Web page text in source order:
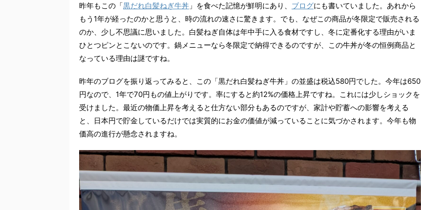
昨年もこの「黒だれ白髪ねぎ牛丼 」を食べた記憶が鮮明にあり、 ブログにも書いていました。あれから
もう1年が経ったのかと思うと、時の流れの速さに驚きます。でも、なぜこの商品が冬限定で販売される
のか、少し不思議に思いました。白髪ねぎ自体は年中手に入る食材ですし、冬に定番化する理由がいま
ひとつピンとこないのです。鍋メニューなら冬限定で納得できるのですが、この牛丼が冬の恒例商品と
なっている理由は謎ですね。
昨年のブログを振り返ってみると、この「黒だれ白髪ねぎ牛丼」の並盛は税込580円でした。今年は650
円なので、1年で70円もの値上がりです。率にすると約12%の価格上昇ですね。これには少しショックを
受けました。最近の物価上昇を考えると仕方ない部分もあるのですが、家計や貯蓄への影響を考える
と、日本円で貯金しているだけでは実質的にお金の価値が減っていることに気づかされます。今年も物
価高の進行が懸念されますね。